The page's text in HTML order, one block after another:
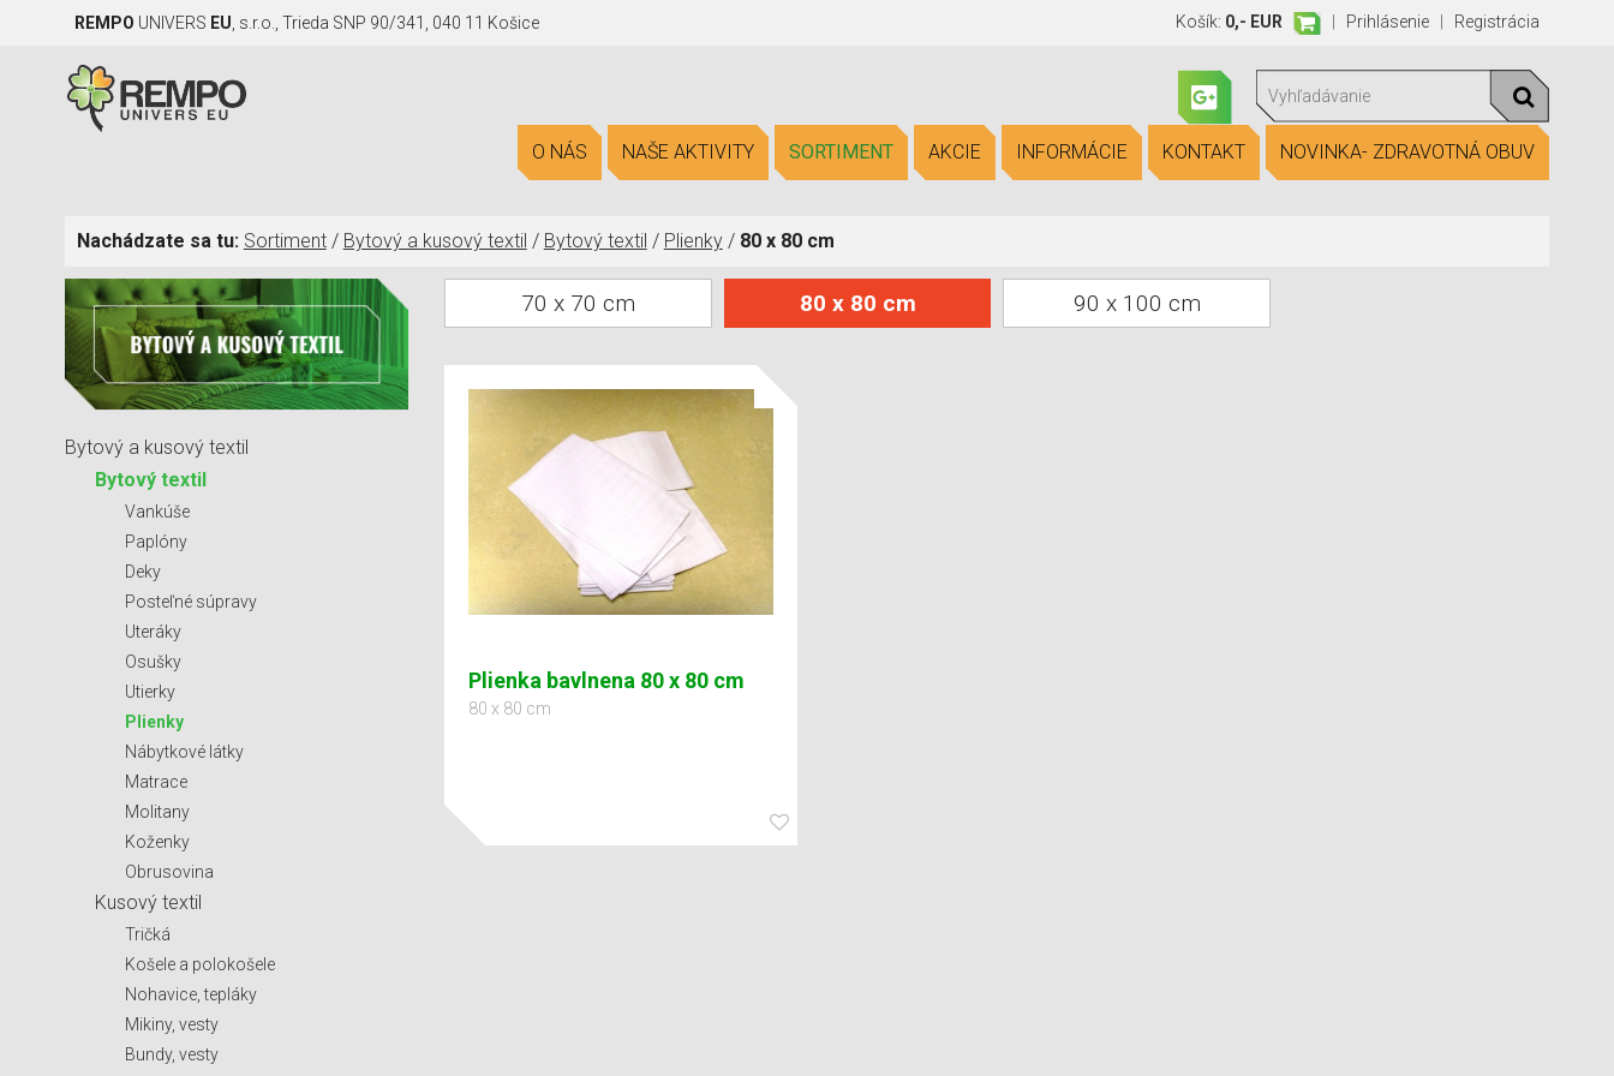
REMPO UNIVERS EU , s.r.o., Trieda SNP 90/341, 040 11 Košice Košík: 0,- EUR Prihlásenie Registrácia
O NÁS NAŠE AKTIVITY SORTIMENT AKCIE INFORMÁCIE KONTAKT NOVINKA- ZDRAVOTNÁ OBUV
Nachádzate sa tu: Sortiment/ Bytový a kusový textil / Bytový textil / Plienky/ 80 x 80 cm
Bytový a kusový textil
Bytový textil
Vankúše
Paplóny
Deky
Posteľné súpravy
Uteráky
Osušky
Utierky
Plienky
Nábytkové látky
Matrace
Molitany
Koženky
Obrusovina
Kusový textil
Tričká
Košele a polokošele
Nohavice, tepláky
Mikiny, vesty
Bundy, vesty
70 x 70 cm 80 x 80 cm 90 x 100 cm
Plienka bavlnena 80 x 80 cm
80 x 80 cm